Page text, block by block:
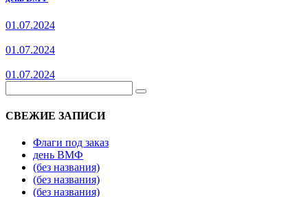
01.07.2024
01.07.2024
01.07.2024
СВЕЖИЕ ЗАПИСИ
Флаги под заказ
день ВМФ
(без названия)
(без названия)
(без названия)